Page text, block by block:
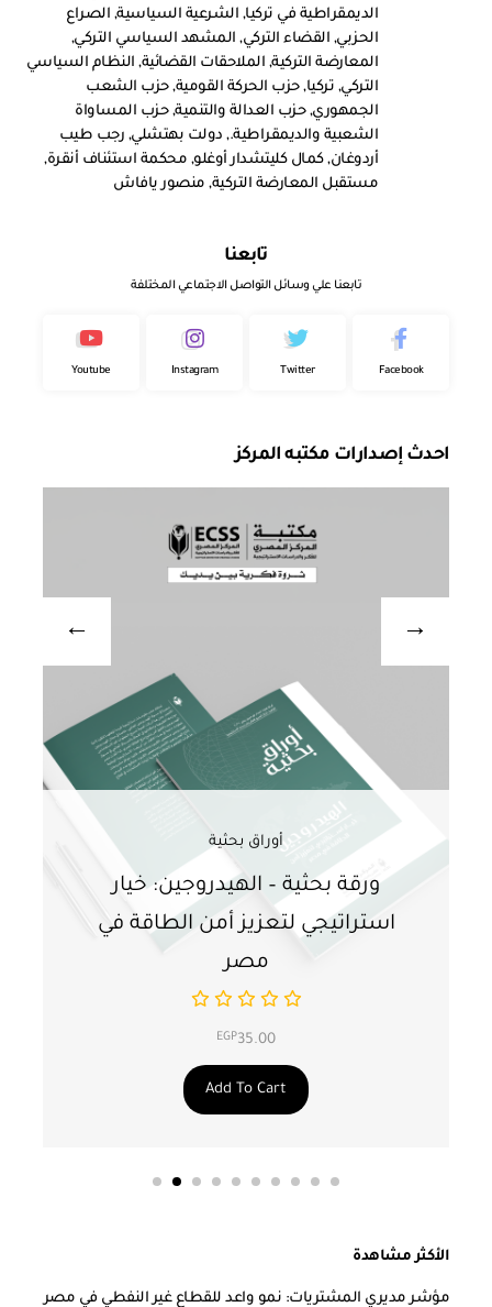
الديمقراطية في تركيا,الشرعية السياسية,الصراع
الحزبي, القضاء التركي, المشهد السياسي التركي,
المعارضة التركية,الملاحقات القضائية,النظام السياسي
التركي, تركيا,حزب الحركة القومية,حزب الشعب
الجمهوري ,حزب العدالة والتنمية,حزب المساواة
الشعبية والديمقراطية.,دولت بهتشلي, رجب طيب
أردوغان,كمال كليتشدار أوغلو,محكمة استئناف أنقرة,
مستقبل المعارضة التركية,منصور يافاش
تابعنا
تابعنا علي وسائل التواصل الاجتماعي المختلفة
Facebook
Twitter
Instagram
Youtube
احدث إصدارات مكتبه المركز
أوراق بحثية
ورقة بحثية – الهيدروجين: خيار
استراتيجي لتعزيز أمن الطاقة في
مصر
EGP35.00
Add To Cart
الأكثر مشاهدة
مؤشر مديري المشتريات: نمو واعد للقطاع غير النفطي في مصر